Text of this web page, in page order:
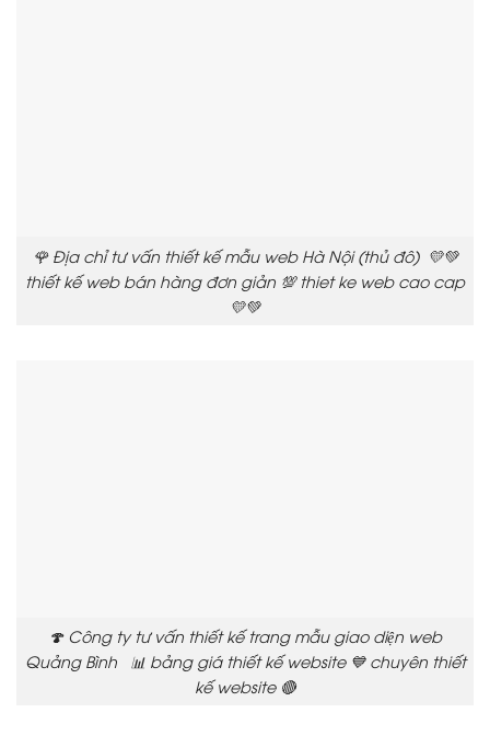
🌹 Địa chỉ tư vấn thiết kế mẫu web Hà Nội (thủ đô) 💛💚
thiết kế web bán hàng đơn giản 💯 thiet ke web cao cap
💛💚
🍄 Công ty tư vấn thiết kế trang mẫu giao diện web
Quảng Bình 📊 bảng giá thiết kế website 💙 chuyên thiết
kế website 🔴